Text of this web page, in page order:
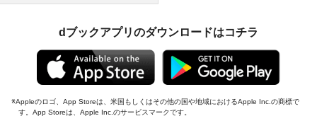
dブックアプリのダウンロードはコチラ
Appleのロゴ、App Storeは、米国もしくはその他の国や地域におけるApple Inc.の商標で
す。App Storeは、Apple Inc.のサービスマークです。